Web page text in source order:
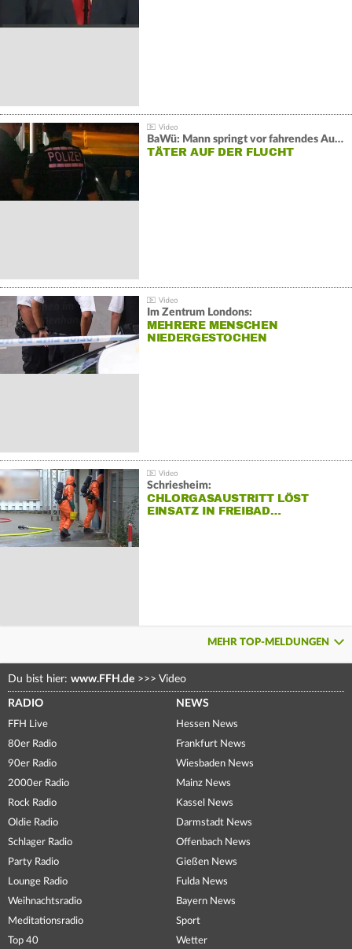
BaWü: Mann springt vor fahrendes Auto und schießt
TÄTER AUF DER FLUCHT
Im Zentrum Londons:
MEHRERE MENSCHEN
NIEDERGESTOCHEN
Schriesheim:
CHLORGASAUSTRITT LÖST
EINSATZ IN FREIBAD…
MEHR TOP-MELDUNGEN
Du bist hier: www.FFH.de >>> Video
RADIO
FFH Live
80er Radio
90er Radio
2000er Radio
Rock Radio
Oldie Radio
Schlager Radio
Party Radio
Lounge Radio
Weihnachtsradio
Meditationsradio
Top 40
NEWS
Hessen News
Frankfurt News
Wiesbaden News
Mainz News
Kassel News
Darmstadt News
Offenbach News
Gießen News
Fulda News
Bayern News
Sport
Wetter